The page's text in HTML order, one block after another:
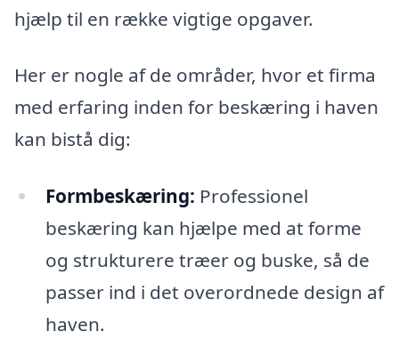
hjælp til en række vigtige opgaver.
Her er nogle af de områder, hvor et firma
med erfaring inden for beskæring i haven
kan bistå dig:
Formbeskæring: Professionel
beskæring kan hjælpe med at forme
og strukturere træer og buske, så de
passer ind i det overordnede design af
haven.